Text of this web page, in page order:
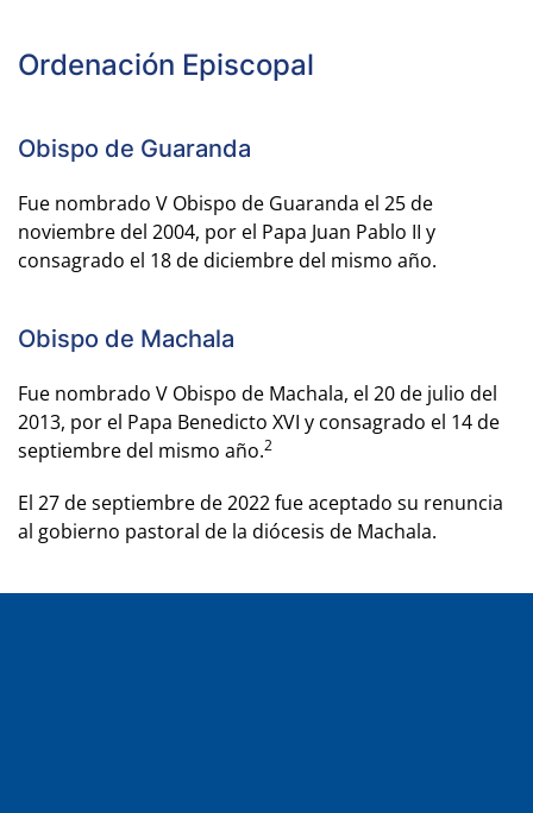
Ordenación Episcopal
Obispo de Guaranda
Fue nombrado V Obispo de Guaranda el 25 de
noviembre del 2004, por el Papa Juan Pablo II y
consagrado el 18 de diciembre del mismo año.
Obispo de Machala
Fue nombrado V Obispo de Machala, el 20 de julio del
2013, por el Papa Benedicto XVI y consagrado el 14 de
septiembre del mismo año.2
El 27 de septiembre de 2022 fue aceptado su renuncia
al gobierno pastoral de la diócesis de Machala.